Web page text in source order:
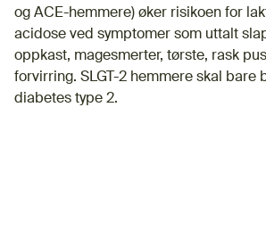
og ACE-hemmere) øker risikoen for
acidose ved symptomer som uttalt
oppkast, magesmerter, tørste, rask
forvirring. SLGT-2 hemmere skal bare
diabetes type 2.